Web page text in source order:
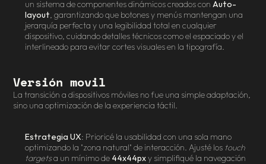
un sistema de componentes dinámicos creados con Auto-
layout, garantizando que botones y menús mantengan una
jerarquía perfecta y una legibilidad total en cualquier
dispositivo, cuidando detalles técnicos como el espaciado y el
interlineado para evitar cortes visuales en la tipografía.
Versión movil
La transición a dispositivos móviles no fue una simple adaptación,
sino una optimización de la experiencia táctil.
Estrategia UX: Prioricé la usabilidad con una sola mano
optimizando la "zona natural" de interacción. Ajusté los touch
targets a un mínimo de 44x44px y simplifiqué la navegación